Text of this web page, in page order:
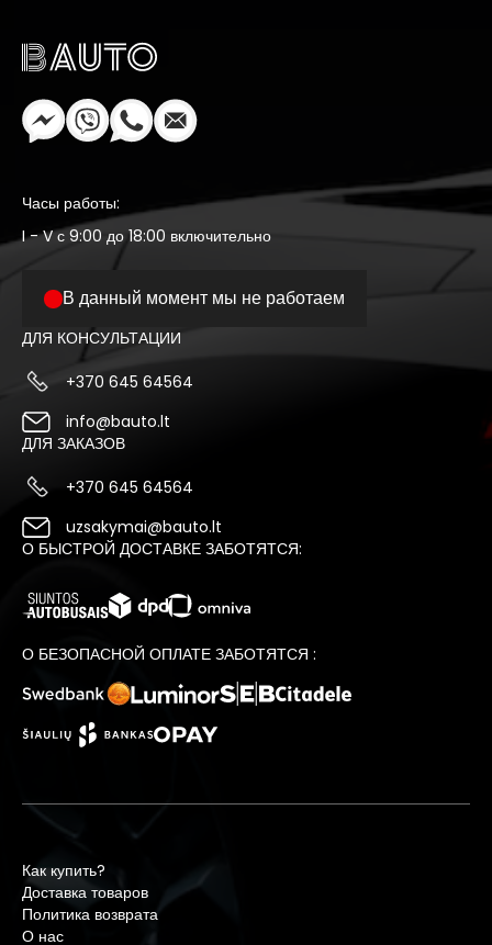
Часы работы:
I - V с 9:00 до 18:00 включительно
В данный момент мы не работаем
ДЛЯ КОНСУЛЬТАЦИИ
+370 645 64564
info@bauto.lt
ДЛЯ ЗАКАЗОВ
+370 645 64564
uzsakymai@bauto.lt
О БЫСТРОЙ ДОСТАВКЕ ЗАБОТЯТСЯ:
О БЕЗОПАСНОЙ ОПЛАТЕ ЗАБОТЯТСЯ :
Как купить?
Доставка товаров
Политика возврата
О нас